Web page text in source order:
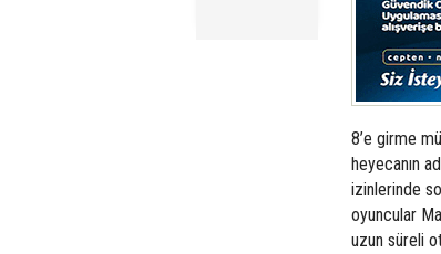
8’e girme
heyecanın
izinlerinde
oyuncular
uzun süreli